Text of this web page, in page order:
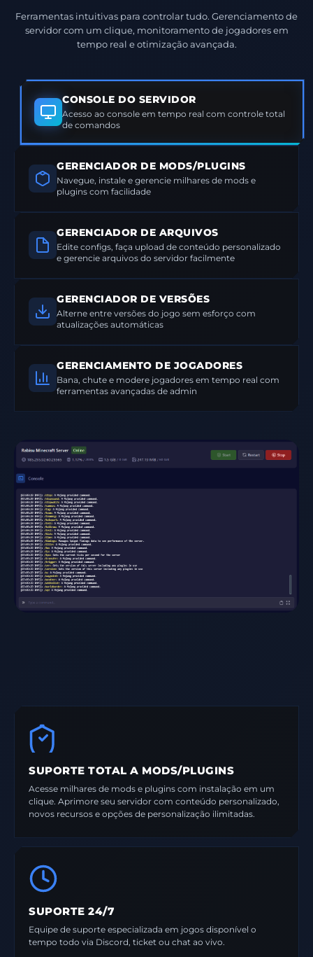
Ferramentas intuitivas para controlar tudo. Gerenciamento de
servidor com um clique, monitoramento de jogadores em
tempo real e otimização avançada.
CONSOLE DO SERVIDOR
Acesso ao console em tempo real com controle total
de comandos
GERENCIADOR DE MODS/PLUGINS
Navegue, instale e gerencie milhares de mods e
plugins com facilidade
GERENCIADOR DE ARQUIVOS
Edite configs, faça upload de conteúdo personalizado
e gerencie arquivos do servidor facilmente
GERENCIADOR DE VERSÕES
Alterne entre versões do jogo sem esforço com
atualizações automáticas
GERENCIAMENTO DE JOGADORES
Bana, chute e modere jogadores em tempo real com
ferramentas avançadas de admin
SUPORTE TOTAL A MODS/PLUGINS
Acesse milhares de mods e plugins com instalação em um
clique. Aprimore seu servidor com conteúdo personalizado,
novos recursos e opções de personalização ilimitadas.
SUPORTE 24/7
Equipe de suporte especializada em jogos disponível o
tempo todo via Discord, ticket ou chat ao vivo.